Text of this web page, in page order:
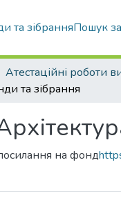
та зібранняПошук
та зібрання
на фонд